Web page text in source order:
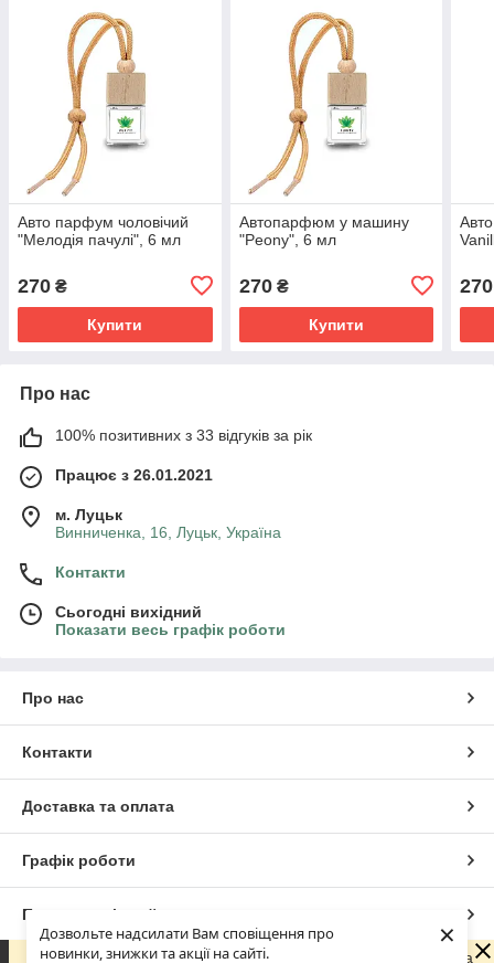
Дозвольте надсилати Вам сповіщення про
новинки, знижки та акції на сайті.
×
Авто парфум чоловічий
"Мелодія пачулі", 6 мл
270 ₴
Купити
Автопарфюм у машину
"Peony", 6 мл
270₴
Купити
270
Про нас
100% позитивних з 33 відгуків за рік
Працює з 26.01.2021
м. Луцьк
Винниченка, 16, Луцьк, Україна
Контакти
Сьогодні вихідний
Показати весь графік роботи
Про нас
Контакти
Доставка та оплата
Графік роботи
Повна версія сайту
Шановні покупці! З 29 липня по 18 серпня наша команда